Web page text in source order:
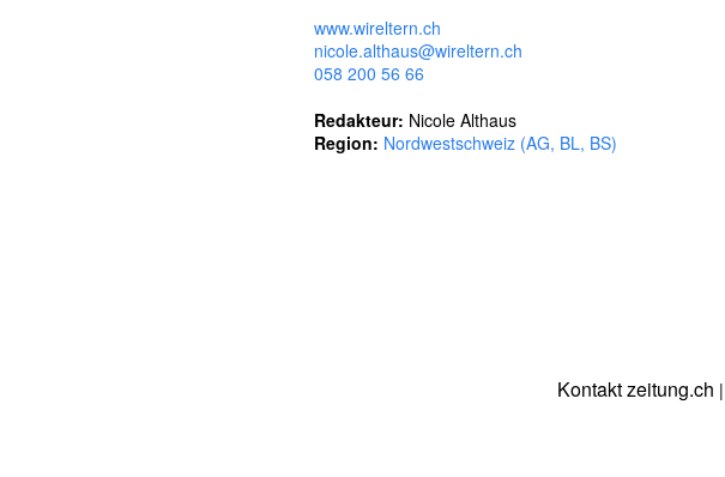
t
e
r
www.wireltern.ch
nicole.althaus@wireltern.ch
058 200 56 66
Redakteur: Nicole Althaus
Region: Nordwestschweiz (AG, BL, BS)
Kontakt zeitung.ch |